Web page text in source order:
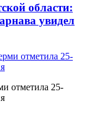
области:
увидел
отметила 25-